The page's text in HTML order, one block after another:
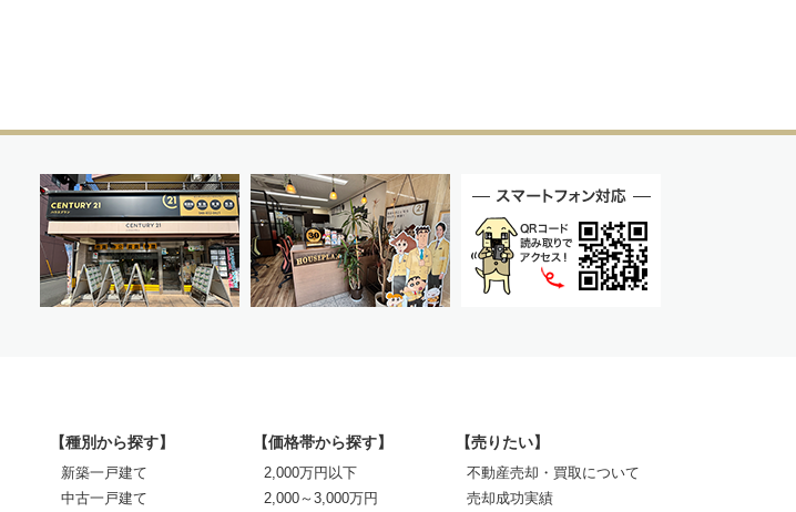
【種別から探す】
新築一戸建て
中古一戸建て
【価格帯から探す】
2,000万円以下
2,000～3,000万円
【売りたい】
不動産売却・買取について
売却成功実績